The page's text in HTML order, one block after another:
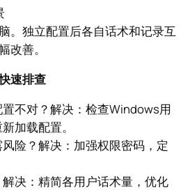
。独立配置后各自话术和记录互
改善。
速排查
不对？解决：检查Windows用
加载配置。
险？解决：加强权限密码，定
决：精简各用户话术量，优化